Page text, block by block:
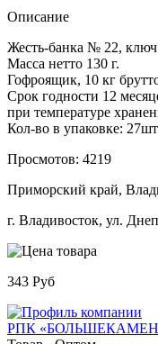
Описание
Жесть-банка № 22,
Масса нетто 130 г.
Гофроящик, 10 кг
Срок годности 12
при температуре
Кол-во в упаковке:
Просмотов: 4219
Приморский край,
г. Владивосток, ул.
343 Руб
РПК